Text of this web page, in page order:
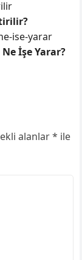
İşe Yarar?
alanlar* ile